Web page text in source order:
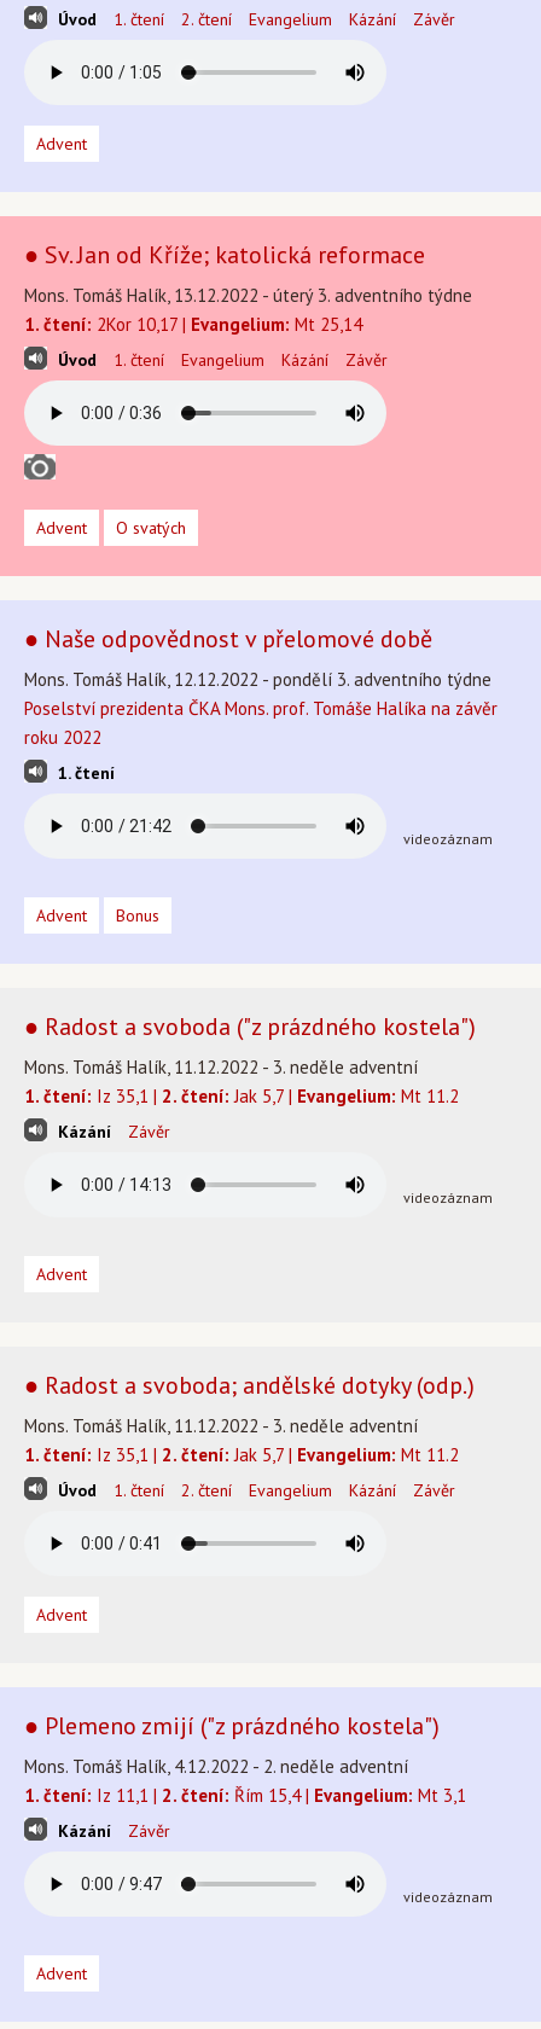
Úvod 1. čtení 2. čtení Evangelium Kázání Závěr
Advent
● Sv. Jan od Kříže; katolická reformace
Mons. Tomáš Halík, 13.12.2022 - úterý 3. adventního týdne
1. čtení: 2Kor 10,17 | Evangelium: Mt 25,14
Úvod 1. čtení Evangelium Kázání Závěr
Advent O svatých
● Naše odpovědnost v přelomové době
Mons. Tomáš Halík, 12.12.2022 - pondělí 3. adventního týdne
Poselství prezidenta ČKA Mons. prof. Tomáše Halíka na závěr
roku 2022
1. čtení
videozáznam
Advent Bonus
● Radost a svoboda ("z prázdného kostela")
Mons. Tomáš Halík, 11.12.2022 - 3. neděle adventní
1. čtení: Iz 35,1 | 2. čtení: Jak 5,7 | Evangelium: Mt 11.2
Kázání Závěr
videozáznam
Advent
● Radost a svoboda; andělské dotyky (odp.)
Mons. Tomáš Halík, 11.12.2022 - 3. neděle adventní
1. čtení: Iz 35,1 | 2. čtení: Jak 5,7 | Evangelium: Mt 11.2
Úvod 1. čtení 2. čtení Evangelium Kázání Závěr
Advent
● Plemeno zmijí ("z prázdného kostela")
Mons. Tomáš Halík, 4.12.2022 - 2. neděle adventní
1. čtení: Iz 11,1 | 2. čtení: Řím 15,4 | Evangelium: Mt 3,1
Kázání Závěr
videozáznam
Advent